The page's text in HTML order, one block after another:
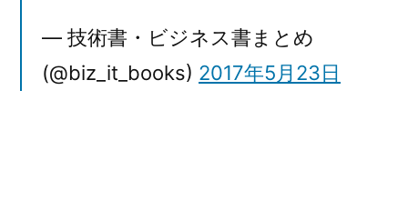
— 技術書・ビジネス書まとめ
(@biz_it_books) 2017年5月23日